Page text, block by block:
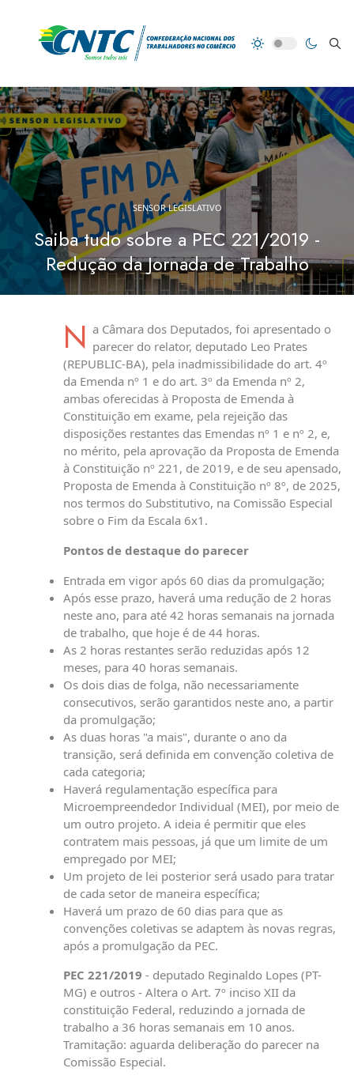
SENSOR LEGISLATIVO
Saiba tudo sobre a PEC 221/2019 -
Redução da Jornada de Trabalho
N a Câmara dos Deputados, foi apresentado o
parecer do relator, deputado Leo Prates
(REPUBLIC-BA), pela inadmissibilidade do art. 4º
da Emenda nº 1 e do art. 3º da Emenda nº 2,
ambas oferecidas à Proposta de Emenda à
Constituição em exame, pela rejeição das
disposições restantes das Emendas nº 1 e nº 2, e,
no mérito, pela aprovação da Proposta de Emenda
à Constituição nº 221, de 2019, e de seu apensado,
Proposta de Emenda à Constituição nº 8º, de 2025,
nos termos do Substitutivo, na Comissão Especial
sobre o Fim da Escala 6x1.
Pontos de destaque do parecer
Entrada em vigor após 60 dias da promulgação;
Após esse prazo, haverá uma redução de 2 horas
neste ano, para até 42 horas semanais na jornada
de trabalho, que hoje é de 44 horas.
As 2 horas restantes serão reduzidas após 12
meses, para 40 horas semanais.
Os dois dias de folga, não necessariamente
consecutivos, serão garantidos neste ano, a partir
da promulgação;
As duas horas "a mais", durante o ano da
transição, será definida em convenção coletiva de
cada categoria;
Haverá regulamentação específica para
Microempreendedor Individual (MEI), por meio de
um outro projeto. A ideia é permitir que eles
contratem mais pessoas, já que um limite de um
empregado por MEI;
Um projeto de lei posterior será usado para tratar
de cada setor de maneira específica;
Haverá um prazo de 60 dias para que as
convenções coletivas se adaptem às novas regras,
após a promulgação da PEC.
PEC 221/2019 - deputado Reginaldo Lopes (PT-
MG) e outros - Altera o Art. 7º inciso XII da
constituição Federal, reduzindo a jornada de
trabalho a 36 horas semanais em 10 anos.
Tramitação: aguarda deliberação do parecer na
Comissão Especial.